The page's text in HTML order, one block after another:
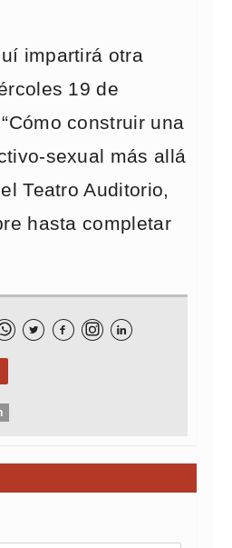
impartirá otra
19 de
construir una
sexual más allá
Teatro Auditorio,
hasta completar
  